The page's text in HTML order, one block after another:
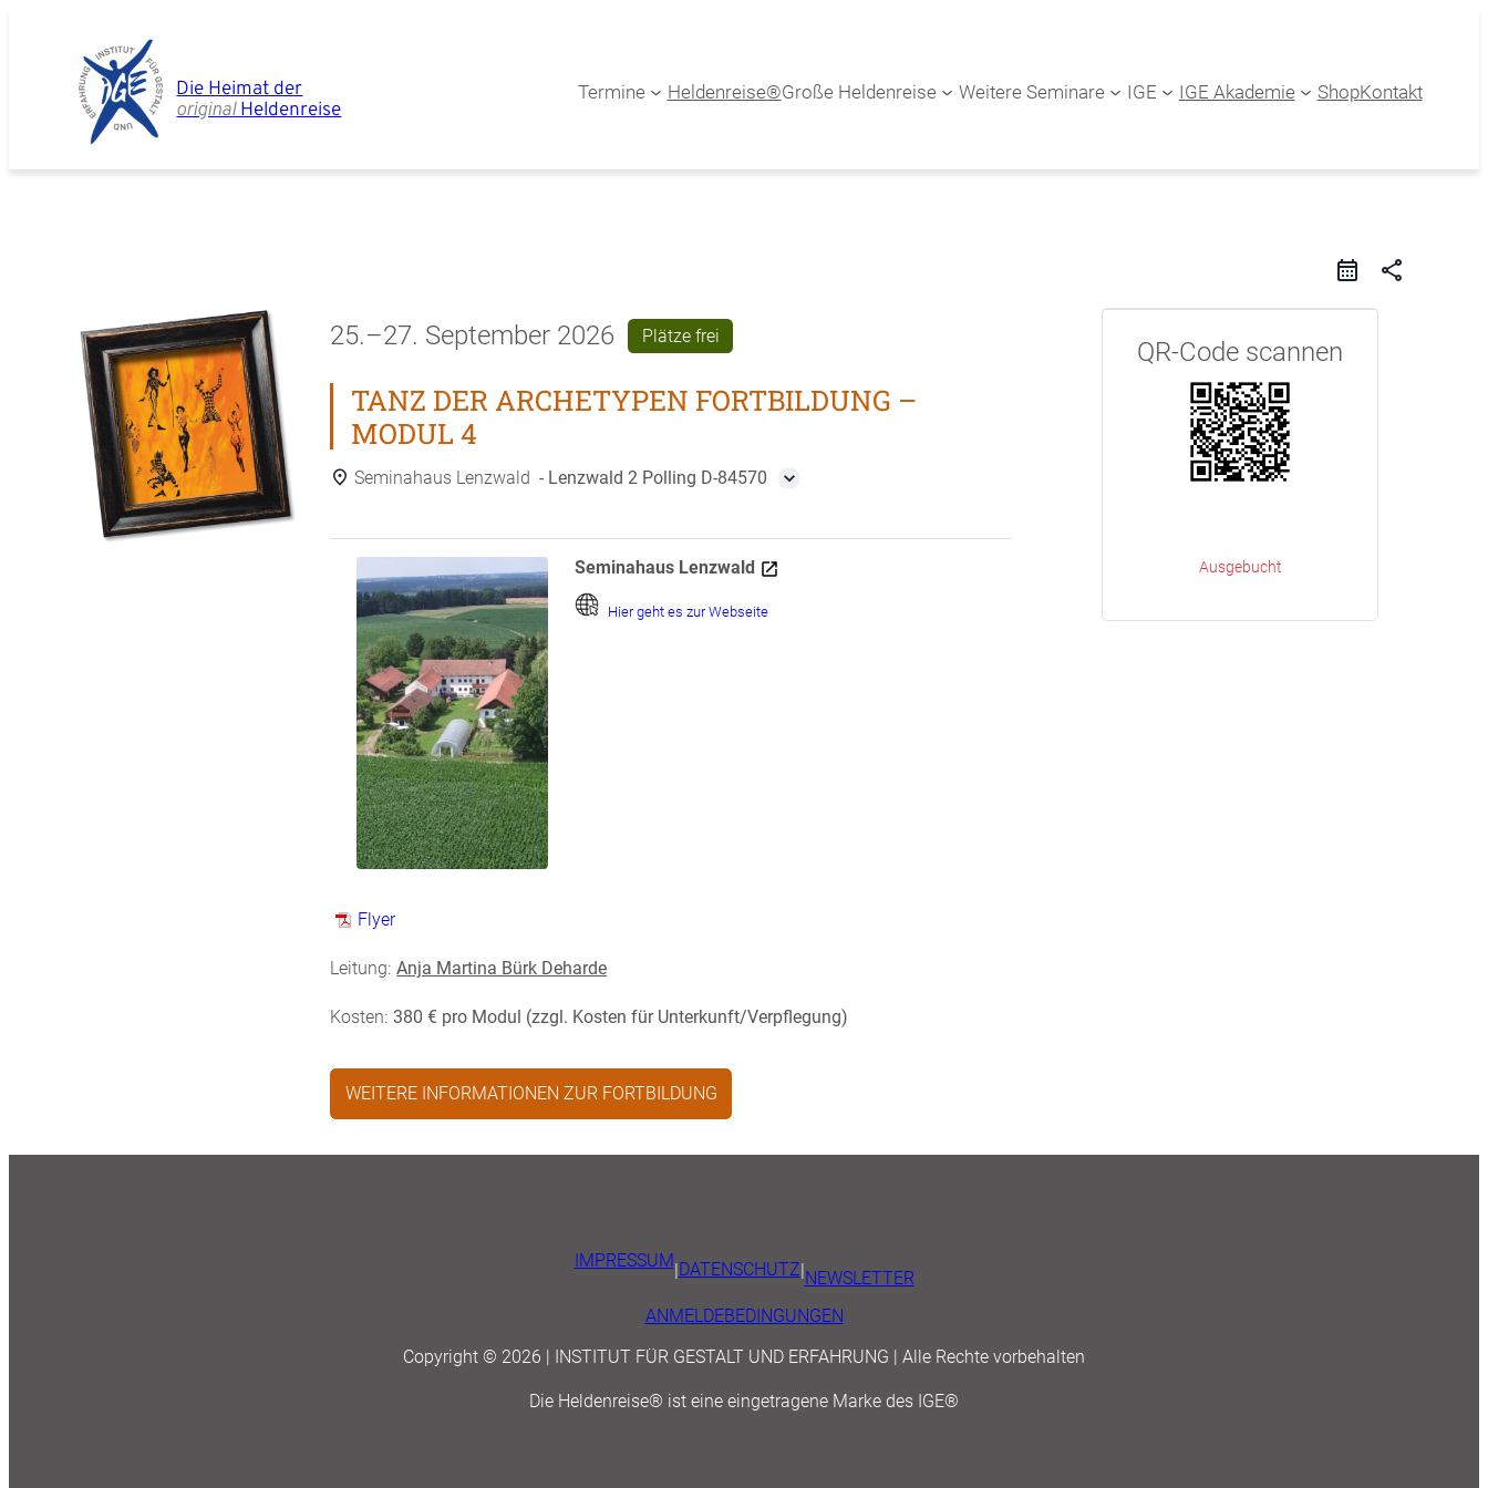
Die Heimat der
originalHeldenreise
Termine Heldenreise®Große Heldenreise Weitere Seminare IGE IGE Akademie ShopKontakt
share
25.–27. September 2026 Plätze frei
TANZ DER ARCHETYPEN FORTBILDUNG –
MODUL 4
Seminahaus Lenzwald Lenzwald 2 Polling D-84570
Seminahaus Lenzwald
Hier geht es zur Webseite
Flyer
Leitung: Anja Martina Bürk Deharde
Kosten: 380 € pro Modul (zzgl. Kosten für Unterkunft/Verpflegung)
WEITERE INFORMATIONEN ZUR FORTBILDUNG
Ausgebucht
QR-Code scannen
IMPRESSUM|DATENSCHUTZ|NEWSLETTER
ANMELDEBEDINGUNGEN
Copyright © 2026 | INSTITUT FÜR GESTALT UND ERFAHRUNG | Alle Rechte vorbehalten
Die Heldenreise® ist eine eingetragene Marke des IGE®